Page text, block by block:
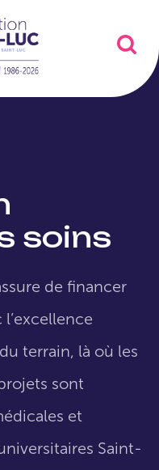
soins
de financer
terrain, là où les
sont
et
Saint-